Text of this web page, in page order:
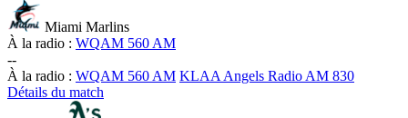
Miami Marlins
À la radio : WQAM 560 AM
--
À la radio : WQAM 560 AM KLAA Angels Radio AM 830
Détails du match